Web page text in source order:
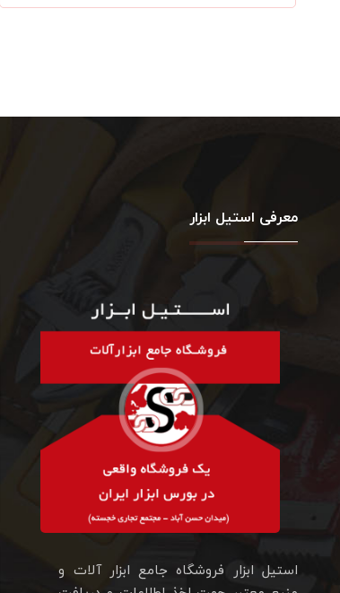
معرفی استیل ابزار
استیل ابزار فروشگاه جامع ابزار آلات و